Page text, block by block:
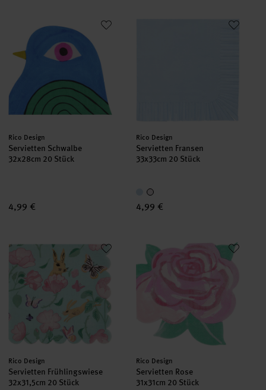
Hersteller:
Rico Design
Servietten Schwalbe
32x28cm 20 Stück
4,99 €
Hersteller:
Rico Design
Servietten Fransen
33x33cm 20 Stück
4,99 €
Servietten Frühlingswiese
Hersteller:
Rico Design
Servietten Frühlingswiese
32x31,5cm 20 Stück
Hersteller:
Rico Design
Servietten Rose
31x31cm 20 Stück